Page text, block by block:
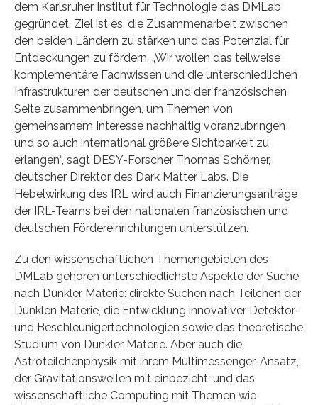
dem Karlsruher Institut für Technologie das DMLab
gegründet. Ziel ist es, die Zusammenarbeit zwischen
den beiden Ländern zu stärken und das Potenzial für
Entdeckungen zu fördern. „Wir wollen das teilweise
komplementäre Fachwissen und die unterschiedlichen
Infrastrukturen der deutschen und der französischen
Seite zusammenbringen, um Themen von
gemeinsamem Interesse nachhaltig voranzubringen
und so auch international größere Sichtbarkeit zu
erlangen“, sagt DESY-Forscher Thomas Schörner,
deutscher Direktor des Dark Matter Labs. Die
Hebelwirkung des IRL wird auch Finanzierungsanträge
der IRL-Teams bei den nationalen französischen und
deutschen Fördereinrichtungen unterstützen.
Zu den wissenschaftlichen Themengebieten des
DMLab gehören unterschiedlichste Aspekte der Suche
nach Dunkler Materie: direkte Suchen nach Teilchen der
Dunklen Materie, die Entwicklung innovativer Detektor-
und Beschleunigertechnologien sowie das theoretische
Studium von Dunkler Materie. Aber auch die
Astroteilchenphysik mit ihrem Multimessenger-Ansatz,
der Gravitationswellen mit einbezieht, und das
wissenschaftliche Computing mit Themen wie